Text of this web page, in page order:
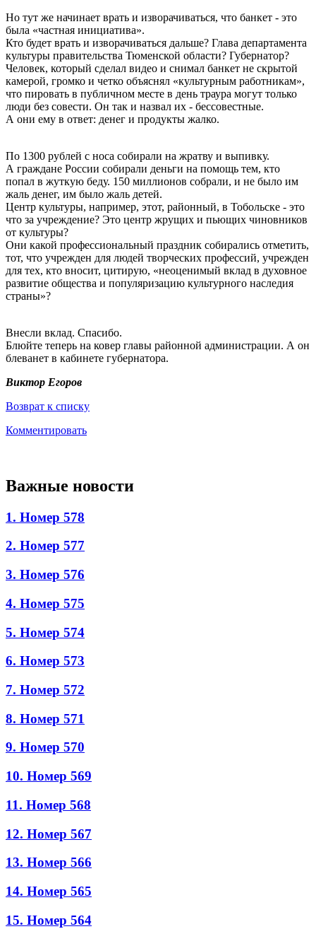
Но тут же начинает врать и изворачиваться, что банкет - это
была «частная инициатива».
Кто будет врать и изворачиваться дальше? Глава департамента
культуры правительства Тюменской области? Губернатор?
Человек, который сделал видео и снимал банкет не скрытой
камерой, громко и четко объяснял «культурным работникам»,
что пировать в публичном месте в день траура могут только
люди без совести. Он так и назвал их - бессовестные.
А они ему в ответ: денег и продукты жалко.
По 1300 рублей с носа собирали на жратву и выпивку.
А граждане России собирали деньги на помощь тем, кто
попал в жуткую беду. 150 миллионов собрали, и не было им
жаль денег, им было жаль детей.
Центр культуры, например, этот, районный, в Тобольске - это
что за учреждение? Это центр жрущих и пьющих чиновников
от культуры?
Они какой профессиональный праздник собирались отметить,
тот, что учрежден для людей творческих профессий, учрежден
для тех, кто вносит, цитирую, «неоценимый вклад в духовное
развитие общества и популяризацию культурного наследия
страны»?
Внесли вклад. Спасибо.
Блюйте теперь на ковер главы районной администрации. А он
блеванет в кабинете губернатора.
Виктор Егоров
Возврат к списку
Комментировать
Важные новости
1. Номер 578
2. Номер 577
3. Номер 576
4. Номер 575
5. Номер 574
6. Номер 573
7. Номер 572
8. Номер 571
9. Номер 570
10. Номер 569
11. Номер 568
12. Номер 567
13. Номер 566
14. Номер 565
15. Номер 564